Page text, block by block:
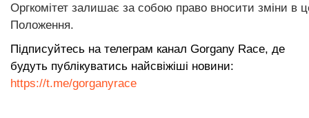
Оргкомітет залишає за собою право вносити зміни в
Положення.
Підписуйтесь на телеграм канал Gorgany Race, де
будуть публікуватись найсвіжіші новини:
https://t.me/gorganyrace